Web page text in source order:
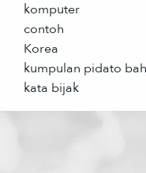
komputer
contoh
Korea
kumpulan pidato
kata bijak